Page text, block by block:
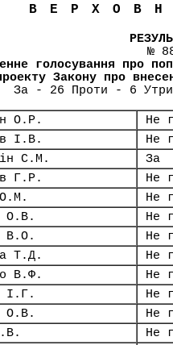
№
голосування про
Закону про
За - 26 Проти - 6
О.Р.
Не
І.В.
Не
С.М.
За
Г.Р.
Не
Не
О.В.
Не
В.О.
Не
Т.Д.
Не
В.Ф.
Не
І.Г.
Не
О.В.
Не
Не